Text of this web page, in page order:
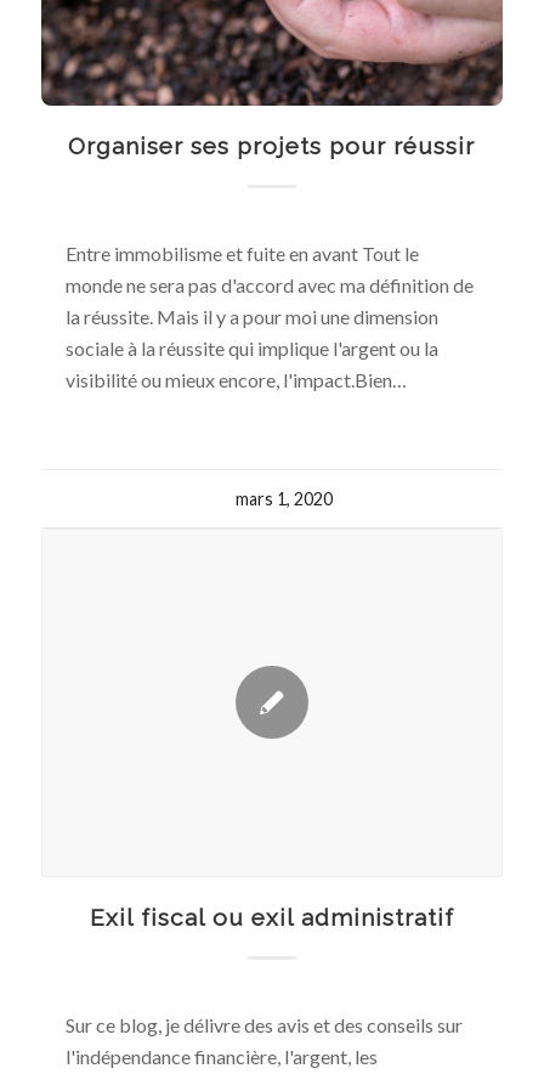
Organiser ses projets pour réussir
Entre immobilisme et fuite en avant Tout le
monde ne sera pas d'accord avec ma définition de
la réussite. Mais il y a pour moi une dimension
sociale à la réussite qui implique l'argent ou la
visibilité ou mieux encore, l'impact.Bien…
mars 1, 2020
Exil fiscal ou exil administratif
Sur ce blog, je délivre des avis et des conseils sur
l'indépendance financière, l'argent, les